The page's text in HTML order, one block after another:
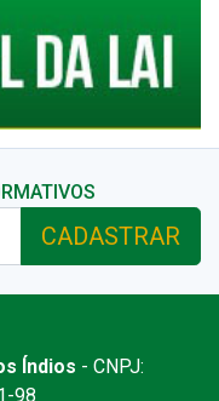
CADASTRAR
Índios - CNPJ:
98